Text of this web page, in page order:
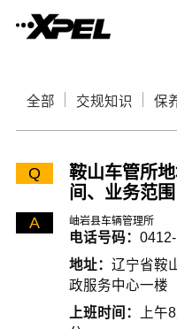
全部 交规知识 保
Q
鞍山车管所
间、业务范围
A 岫岩县车辆管理所
电话号码：
地址： 辽宁省鞍
政服务中心一楼
上班时间：
上